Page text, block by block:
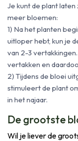
Je kunt de plant
meer bloemen:
1) Na het planten
uitloper hebt, kun je
van 2-3
vertakken en
2) Tijdens de bloei
stimuleert de plant
in het najaar.
De grootste
Wil je liever de